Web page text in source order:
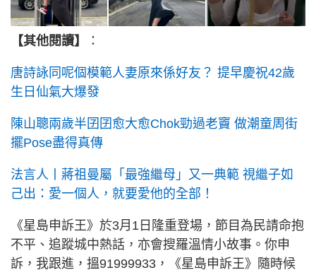
【其他閱讀】 ：
唐詩詠同呢個模範人妻原來係好友？ 提早慶祝42歲
生日仙氣大爆發
陳山聰兩歲半囝囝愈大愈Chok勁過老竇 做潮童周街
擺Pose盡得真傳
法言人丨蔣祖曼屬「最強繼母」又一典範 視繼子如
己出：愛一個人，就要愛他的全部！
《星島申訴王》於3月1日隆重登場，節目為民請命抱
不平、追蹤城中熱話，亦會搜羅溫情小故事。你申
訴，我跟進，搵91999933，《星島申訴王》隨時候